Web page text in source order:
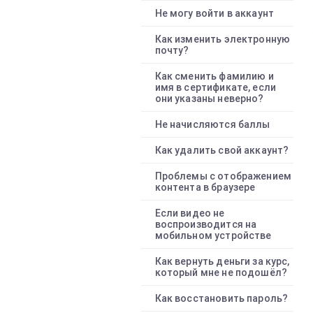
Не могу войти в аккаунт
Как изменить электронную
почту?
Как сменить фамилию и
имя в сертификате, если
они указаны неверно?
Не начисляются баллы
Как удалить свой аккаунт?
Проблемы с отображением
контента в браузере
Если видео не
воспроизводится на
мобильном устройстве
Как вернуть деньги за курс,
который мне не подошёл?
Как восстановить пароль?